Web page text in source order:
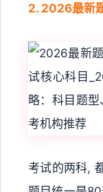
2. 2026最新
考试的两科,